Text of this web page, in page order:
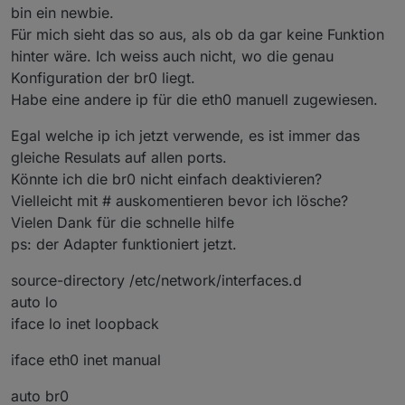
(22015) Exception-Code: EADDRINUSE:
addMembership EADDRINUSE
2022-04-22 22:08:21.124 - info: sma-em.0
(22015) cleaned everything up...
2022-04-22 22:08:21.126 - info: sma-em.0
2022-04-22 22:08:21.128 - warn: sma-em.0
(22015) Terminated
(UNCAUGHT_EXCEPTION): Without reason
2022-04-22 22:08:21.129 - info: sma-em.0
(22015) UDP Socket closed ...
2022-04-22 22:08:21.152 - info:
host.raspberrypi stopInstance
system.adapter.sma-em.0 killing pid 22015
2022-04-22 22:08:21.629 - info:
host.raspberrypi "system.adapter.sma-em.0"
2022-04-22 22:08:21.894 - info:
em.0 terminated with code 6
wenn zwei oder mehr Geräten im selben Netzwerk
dieselbe IP-Adresse zugewiesen wird. ... Aufgrund
dieser Einrichtung können keine zwei Geräte in
einem Netzwerk dieselbe IP-Adresse haben. In
diesem Fall wird das Netzwerk durch die doppelten
IP-Adressen verwirrt und kann sie nicht richtig
Versuche mal zunächst dieses Problem zu lösen.
bin ein newbie.
Für mich sieht das so aus, als ob da gar keine Funktion
hinter wäre. Ich weiss auch nicht, wo die genau
Konfiguration der br0 liegt.
Habe eine andere ip für die eth0 manuell zugewiesen.
Egal welche ip ich jetzt verwende, es ist immer das
gleiche Resulats auf allen ports.
Könnte ich die br0 nicht einfach deaktivieren?
Vielleicht mit # auskomentieren bevor ich lösche?
Vielen Dank für die schnelle hilfe
ps: der Adapter funktioniert jetzt.
source-directory /etc/network/interfaces.d
auto lo
iface lo inet loopback
iface eth0 inet manual
auto br0